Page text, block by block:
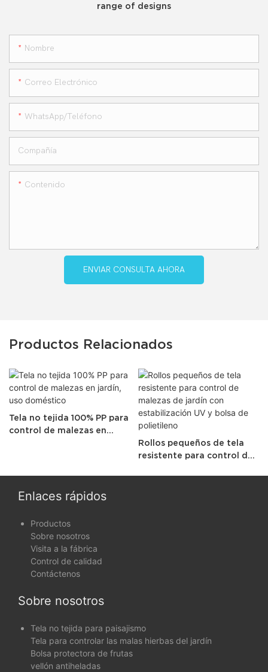
range of designs
Nombre
Correo Electrónico
WhatsApp/teléfono
Compañía
Contenido
ENVIAR CONSULTA AHORA
Productos Relacionados
Tela no tejida 100% PP para
control de malezas en
Rollos pequeños de tela
resistente para control de
Enlaces rápidos
Productos
Sobre nosotros
Visita a la fábrica
Control de calidad
Contáctenos
Sobre nosotros
Tela no tejida para paisajismo
Tela para controlar las malas hierbas del jardín
Bolsa protectora de frutas
vellón antiheladas